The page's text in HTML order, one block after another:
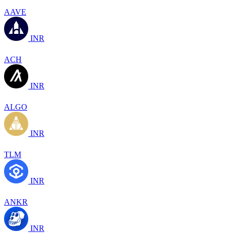
AAVE
INR
ACH
INR
ALGO
INR
TLM
INR
ANKR
INR